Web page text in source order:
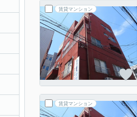
賃貸マンション
賃貸マンション